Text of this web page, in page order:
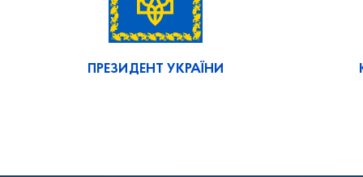
ПРЕЗИДЕНТ УКРАЇНИ